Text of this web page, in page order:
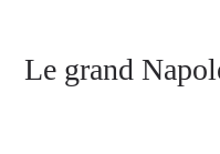
Le grand